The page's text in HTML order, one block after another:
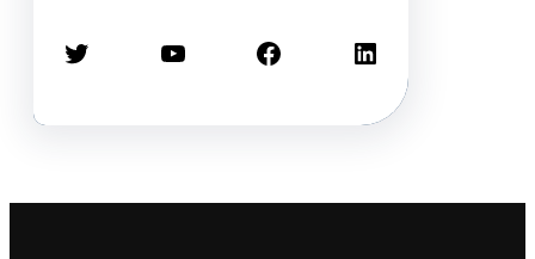
Twitter YouTube Facebook LinkedIn